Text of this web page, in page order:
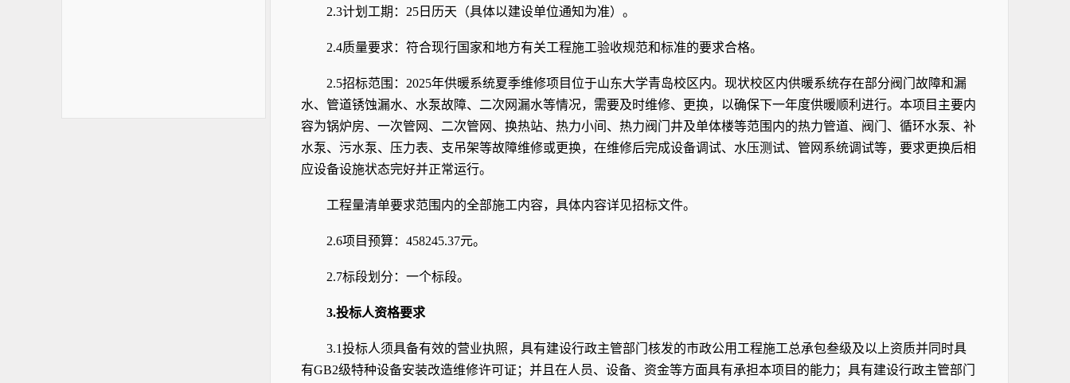
2.3计划工期：25日历天（具体以建设单位通知为准）。
2.4质量要求：符合现行国家和地方有关工程施工验收规范和标准的要求合格。
2.5招标范围：2025年供暖系统夏季维修项目位于山东大学青岛校区内。现状校区内供暖系统存在部分阀门故障和漏
水、管道锈蚀漏水、水泵故障、二次网漏水等情况，需要及时维修、更换，以确保下一年度供暖顺利进行。本项目主要内
容为锅炉房、一次管网、二次管网、换热站、热力小间、热力阀门井及单体楼等范围内的热力管道、阀门、循环水泵、补
水泵、污水泵、压力表、支吊架等故障维修或更换，在维修后完成设备调试、水压测试、管网系统调试等，要求更换后相
应设备设施状态完好并正常运行。
工程量清单要求范围内的全部施工内容，具体内容详见招标文件。
2.6项目预算： 458245.37元。
2.7标段划分：一个标段。
3.投标人资格要求
3.1投标人须具备有效的营业执照，具有建设行政主管部门核发的市政公用工程施工总承包叁级及以上资质并同时具
有GB2级特种设备安装改造维修许可证 ； 并且在人员、设备、资金等方面具有承担本项目的能力；具有建设行政主管部门